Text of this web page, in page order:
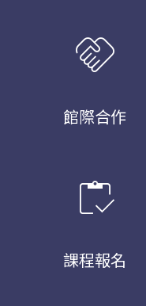
handshake
館際合作
inventory
課程報名